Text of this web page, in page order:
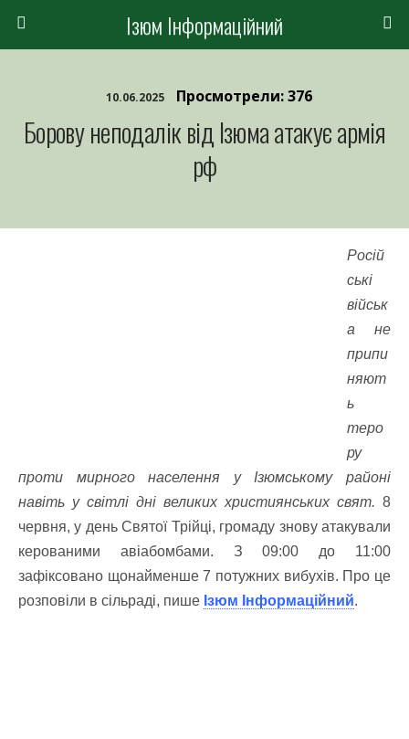
Ізюм Інформаційний
10.06.2025 Просмотрели: 376
Борову неподалік від Ізюма атакує армія
рф
Росій
ські
військ
а не
припи
няют
ь
теро
ру
проти мирного населення у Ізюмському районі
навіть у світлі дні великих християнських свят. 8
червня, у день Святої Трійці, громаду знову атакували
керованими авіабомбами. З 09:00 до 11:00
зафіксовано щонайменше 7 потужних вибухів. Про це
розповіли в сільраді, пише Ізюм Інформаційний.